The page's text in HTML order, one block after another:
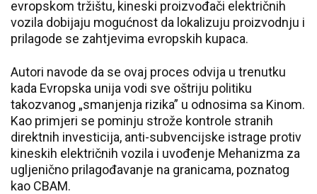
evropskom tržištu, kineski proizvođači električnih
vozila dobijaju mogućnost da lokalizuju proizvodnju i
prilagode se zahtjevima evropskih kupaca.
Autori navode da se ovaj proces odvija u trenutku
kada Evropska unija vodi sve oštriju politiku
takozvanog „smanjenja rizika” u odnosima sa Kinom.
Kao primjeri se pominju strože kontrole stranih
direktnih investicija, anti-subvencijske istrage protiv
kineskih električnih vozila i uvođenje Mehanizma za
ugljenično prilagođavanje na granicama, poznatog
kao CBAM.